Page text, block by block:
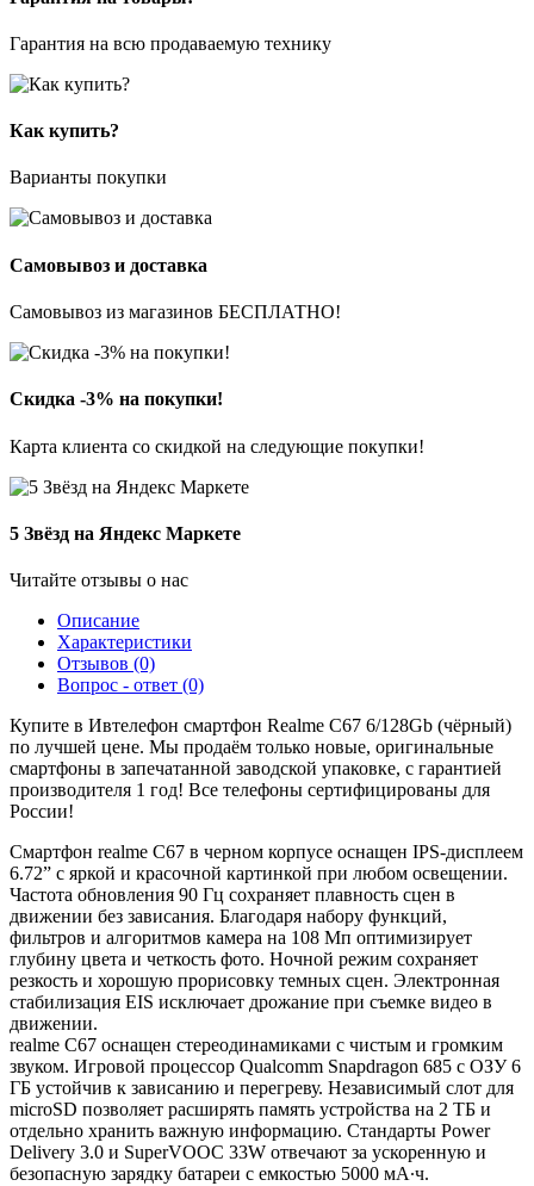
Гарантия на всю продаваемую технику
Как купить?
Варианты покупки
Самовывоз и доставка
Самовывоз из магазинов БЕСПЛАТНО!
Скидка -3% на покупки!
Карта клиента со скидкой на следующие покупки!
5 Звёзд на Яндекс Маркете
Читайте отзывы о нас
Описание
Характеристики
Отзывов (0)
Вопрос - ответ (0)
Купите в Ивтелефон смартфон Realme C67 6/128Gb (чёрный)
по лучшей цене. Мы продаём только новые, оригинальные
смартфоны в запечатанной заводской упаковке, с гарантией
производителя 1 год! Все телефоны сертифицированы для
России!
Смартфон realme C67 в черном корпусе оснащен IPS-дисплеем
6.72” с яркой и красочной картинкой при любом освещении.
Частота обновления 90 Гц сохраняет плавность сцен в
движении без зависания. Благодаря набору функций,
фильтров и алгоритмов камера на 108 Мп оптимизирует
глубину цвета и четкость фото. Ночной режим сохраняет
резкость и хорошую прорисовку темных сцен. Электронная
стабилизация EIS исключает дрожание при съемке видео в
движении.
realme C67 оснащен стереодинамиками с чистым и громким
звуком. Игровой процессор Qualcomm Snapdragon 685 с ОЗУ 6
ГБ устойчив к зависанию и перегреву. Независимый слот для
microSD позволяет расширять память устройства на 2 ТБ и
отдельно хранить важную информацию. Стандарты Power
Delivery 3.0 и SuperVOOC 33W отвечают за ускоренную и
безопасную зарядку батареи с емкостью 5000 мА∙ч.